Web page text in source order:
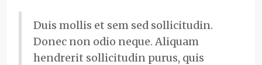
Duis mollis et sem sed sollicitudin.
Donec non odio neque. Aliquam
hendrerit sollicitudin purus, quis